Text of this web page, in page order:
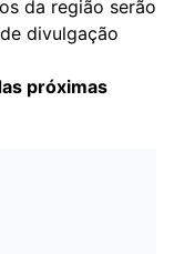
da região serão
divulgação
próximas